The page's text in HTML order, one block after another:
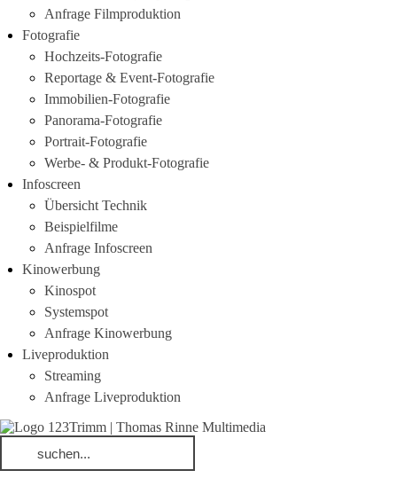
Anfrage Filmproduktion
Fotografie
Hochzeits-Fotografie
Reportage & Event-Fotografie
Immobilien-Fotografie
Panorama-Fotografie
Portrait-Fotografie
Werbe- & Produkt-Fotografie
Infoscreen
Übersicht Technik
Beispielfilme
Anfrage Infoscreen
Kinowerbung
Kinospot
Systemspot
Anfrage Kinowerbung
Liveproduktion
Streaming
Anfrage Liveproduktion